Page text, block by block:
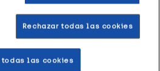
preciso.
Rechazar todas las cookies
todas las cookies